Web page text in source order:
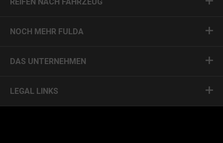
NOCH MEHR FULDA
DAS UNTERNEHMEN
LEGAL LINKS